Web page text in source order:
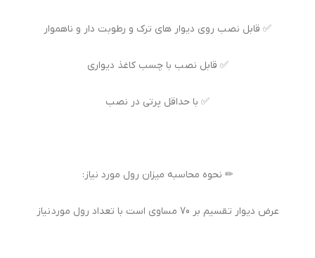
✅ قابل نصب روی دیوار های ترک و رطوبت دار و ناهموار
✅ قابل نصب با چسب کاغذ دیواری
✅ با حداقل پرتی در نصب
✏ نحوه محاسبه میزان رول مورد نیاز:
عرض دیوار تقسیم بر 70 مساوی است با تعداد رول مورد نیاز